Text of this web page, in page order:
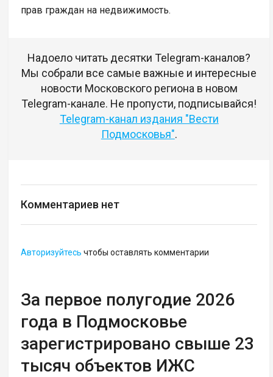
прав граждан на недвижимость.
Надоело читать десятки Telegram-каналов?
Мы собрали все самые важные и интересные
новости Московского региона в новом
Telegram-канале. Не пропусти, подписывайся!
Telegram-канал издания "Вести
Подмосковья".
Комментариев нет
Авторизуйтесь чтобы оставлять комментарии
За первое полугодие 2026
года в Подмосковье
зарегистрировано свыше 23
тысяч объектов ИЖС